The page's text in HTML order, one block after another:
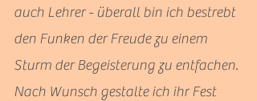
auch Lehrer - überall bin ich bestrebt
den Funken der Freude zu einem
Sturm der Begeisterung zu entfachen.
Nach Wunsch gestalte ich ihr Fest